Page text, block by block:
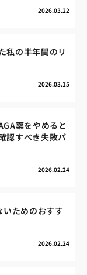
2026.03.22
私の半年間のリ
2026.03.15
薬をやめると
認すべき失敗パ
2026.02.24
いためのおすす
2026.02.24